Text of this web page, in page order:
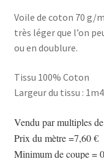
Voile de coton 70 g/
très léger que l’on
ou en doublure.
Tissu 100% Coton
Largeur du tissu :
Vendu par multiples
Prix du mètre =7,60 €
Minimum de coupe =